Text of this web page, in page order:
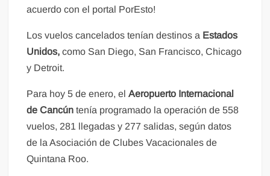
acuerdo con el portal PorEsto!
Los vuelos cancelados tenían destinos a Estados
Unidos, como San Diego, San Francisco, Chicago
y Detroit.
Para hoy 5 de enero, elAeropuerto Internacional
de Cancúntenía programado la operación de 558
vuelos, 281 llegadas y 277 salidas, según datos
de la Asociación de Clubes Vacacionales de
Quintana Roo.